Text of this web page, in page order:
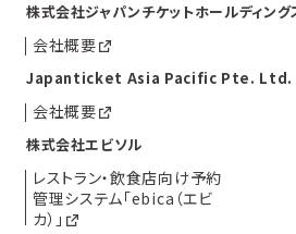
株式会社ジャパンチケットホールディング
会社概要
Japanticket Asia Pacific Pte. Ltd.
会社概要
株式会社エビソル
レストラン・飲食店向け予約
管理システム「ebica（エビ
カ）」